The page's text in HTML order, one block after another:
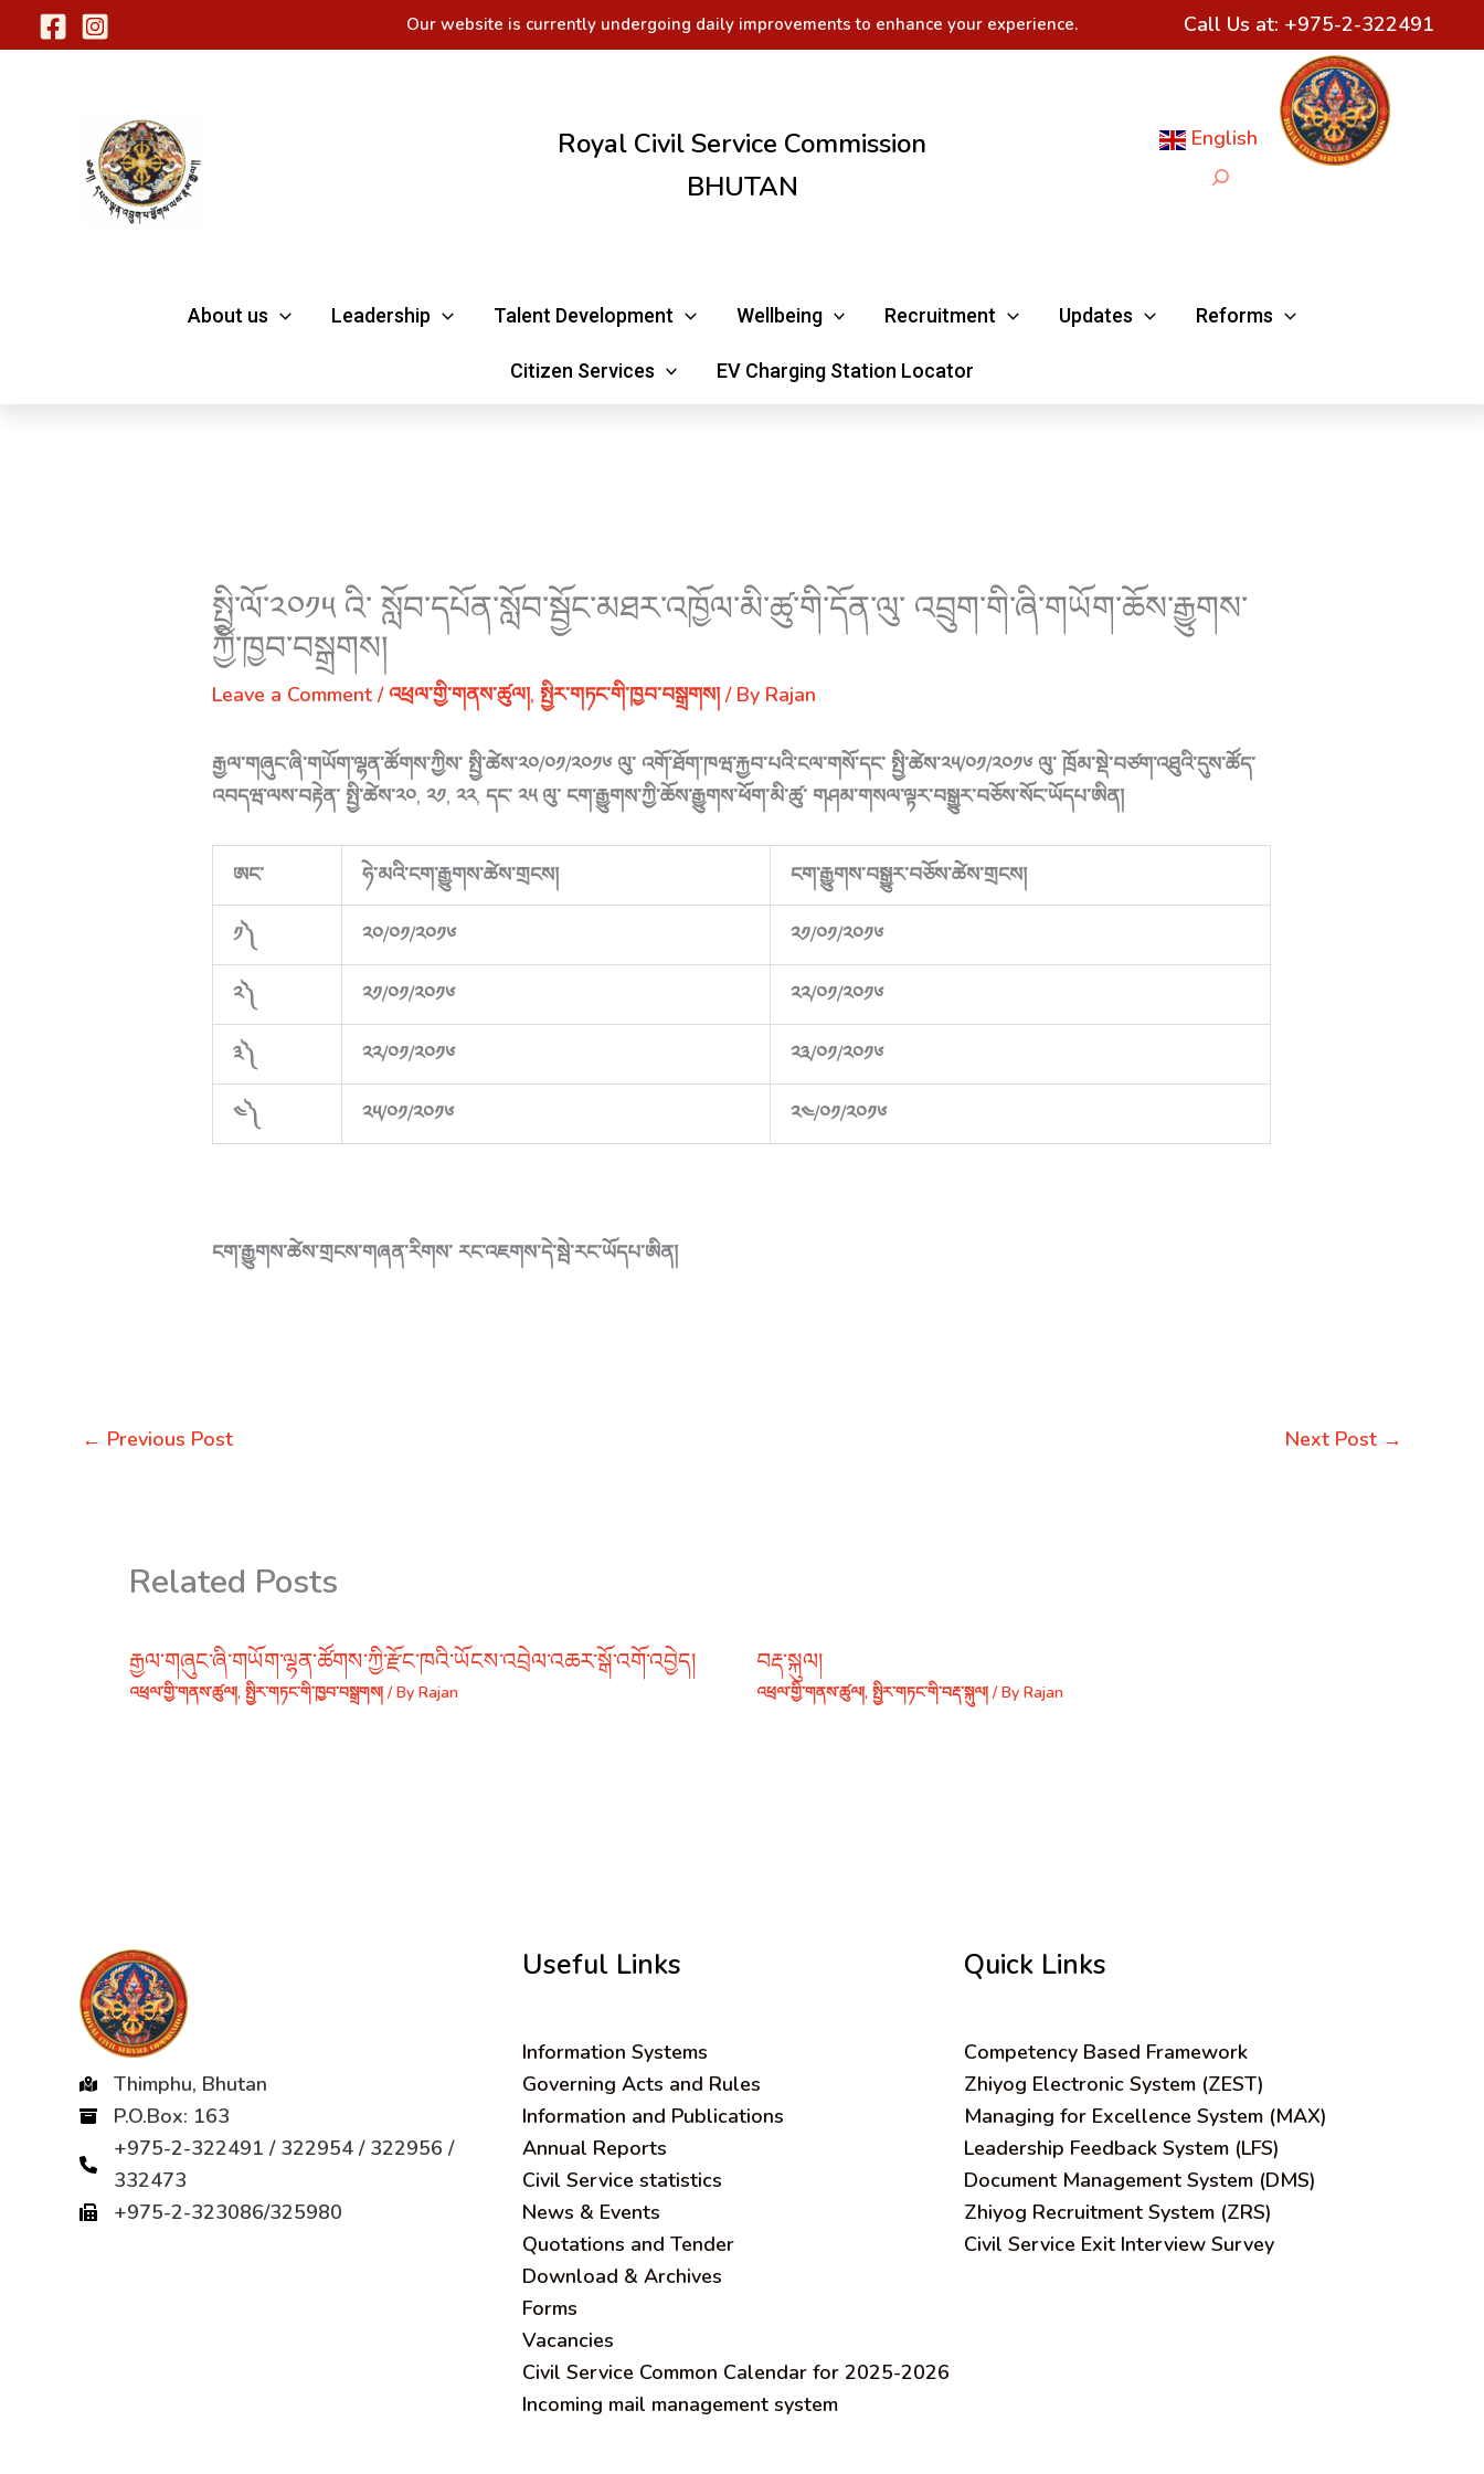
to
Our website is currently undergoing daily improvements to enhance your experience. Call Us at: +975-2-322491
Royal Civil Service Commission
BHUTAN
English
Search
About us Leadership Talent Development Wellbeing Recruitment Updates Reforms
Citizen Services EV Charging Station Locator
སྤྱི་ལོ་༢༠༡༥ འི་ སློབ་དཔོན་སློབ་སྦྱོང་མཐར་འཁྱོལ་མི་ཚུ་གི་དོན་ལུ་ འབྲུག་གི་ཞི་གཡོག་ཆོས་རྒྱུགས་
ཀྱི་ཁྱབ་བསྒྲགས།
Leave a Comment /འཕྲལ་གྱི་གནས་ཚུལ།,སྤྱིར་གཏང་གི་ཁྱབ་བསྒྲགས།/ By Rajan
རྒྱལ་གཞུང་ཞི་གཡོག་ལྷན་ཚོགས་ཀྱིས་ སྤྱི་ཚེས་༢༠/༠༡/༢༠༡༦ ལུ་ འགོ་ཐོག་ཁཝ་རྐྱབ་པའི་ངལ་གསོ་དང་ སྤྱི་ཚེས་༢༥/༠༡/༢༠༡༦ ལུ་ ཁྲོམ་སྡེ་བཙག་འཐུའི་དུས་ཚོད་
འབདཝ་ལས་བརྟེན་ སྤྱི་ཚེས་༢༠, ༢༡, ༢༢, དང་ ༢༥ ལུ་ ངག་རྒྱུགས་ཀྱི་ཆོས་རྒྱུགས་ཕོག་མི་ཚུ་ གཤམ་གསལ་ལྟར་བསྒྱུར་བཅོས་སོང་ཡོདཔ་ཨིན།
ཨང་ ཧེ་མའི་ངག་རྒྱུགས་ཚེས་གྲངས། ངག་རྒྱུགས་བསྒྱུར་བཅོས་ཚེས་གྲངས།
༡༽ ༢༠/༠༡/༢༠༡༦ ༢༡/༠༡/༢༠༡༦
༢༽ ༢༡/༠༡/༢༠༡༦ ༢༢/༠༡/༢༠༡༦
༣༽ ༢༢/༠༡/༢༠༡༦ ༢༣/༠༡/༢༠༡༦
༤༽ ༢༥/༠༡/༢༠༡༦ ༢༤/༠༡/༢༠༡༦
ངག་རྒྱུགས་ཚེས་གྲངས་གཞན་རིགས་ རང་འཇགས་དེ་སྦེ་རང་ཡོདཔ་ཨིན།
← Previous Post Next Post →
Related Posts
རྒྱལ་གཞུང་ཞི་གཡོག་ལྷན་ཚོགས་ཀྱི་རྫོང་ཁའི་ཡོངས་འབྲེལ་འཆར་སྒོ་འགོ་འབྱེད།
འཕྲལ་གྱི་གནས་ཚུལ།, སྤྱིར་གཏང་གི་ཁྱབ་བསྒྲགས། / By Rajan
བརྡ་སྐུལ།
འཕྲལ་གྱི་གནས་ཚུལ།, སྤྱིར་གཏང་གི་བརྡ་སྐུལ།/ By Rajan
Thimphu, Bhutan
P.O.Box: 163
+975-2-322491 / 322954 / 322956 /
332473
+975-2-323086/325980
Useful Links
Information Systems
Governing Acts and Rules
Information and Publications
Annual Reports
Civil Service statistics
News & Events
Quotations and Tender
Download & Archives
Forms
Vacancies
Civil Service Common Calendar for 2025-2026
Incoming mail management system
Quick Links
Competency Based Framework
Zhiyog Electronic System (ZEST)
Managing for Excellence System (MAX)
Leadership Feedback System (LFS)
Document Management System (DMS)
Zhiyog Recruitment System (ZRS)
Civil Service Exit Interview Survey